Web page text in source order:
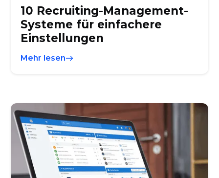
10 Recruiting-Management-
Systeme für einfachere
Einstellungen
Mehr lesen